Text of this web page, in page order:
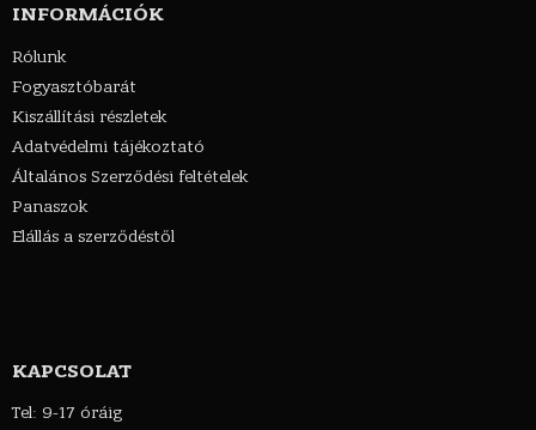
INFORMÁCIÓK
Rólunk
Fogyasztóbarát
Kiszállítási részletek
Adatvédelmi tájékoztató
Általános Szerződési feltételek
Panaszok
Elállás a szerződéstől
KAPCSOLAT
Tel: 9-17 óráig